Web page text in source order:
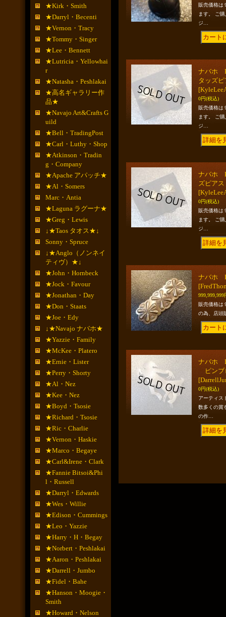
★Kirk・Smith
★Darryl・Becenti
★Vernon・Tracy
★Tommy・Singer
★Lee・Bennett
★Lutricia・Yellowhai
r
★Natasha・Peshlakai
★高名ギャラリー作
品★
★Navajo Art&Crafts G
uild
★Bell・TradingPost
★Carl・Luthy・Shop
★Atkinson・Tradin
g・Company
★Apache アパッチ★
★Al・Somers
Marc・Antia
★Laguna ラグーナ★
★Greg・Lewis
↓★Taos タオス★↓
Sonny・Spruce
↓★Anglo（ノンネイ
ティヴ）★↓
★John・Hornbeck
★Jock・Favour
★Jonathan・Day
★Don・Staats
★Joe・Edy
↓★Navajo ナバホ★
★Yazzie・Family
★McKee・Platero
★Ernie・Lister
★Perry・Shorty
★Al・Nez
★Kee・Nez
★Boyd・Tsosie
★Richard・Tsosie
★Ric・Charlie
★Vernon・Haskie
★Marco・Begaye
★Carl&Irene・Clark
★Fannie Bitsoi&Phi
l・Russell
★Darryl・Edwards
★Wes・Willie
★Edison・Cummings
★Leo・Yazzie
★Harry・H・Begay
★Norbert・Peshlakai
★Aaron・Peshlakai
★Darrell・Jumbo
★Fidel・Bahe
★Hanson・Moogie・
Smith
★Howard・Nelson
販売価格は
ます。 ご
ジ…
ナバホ
タッズピ
0円(税込)
販売価格は
ます。 ご
ジ…
ナバホ
ズピアス
0円(税込)
販売価格は
ます。 ご
ジ…
ナバホ
999,999,999
販売価格は
の為、店頭
ナバホ
ピンブ
0円(税込)
アーティス
数多くの賞
の作…